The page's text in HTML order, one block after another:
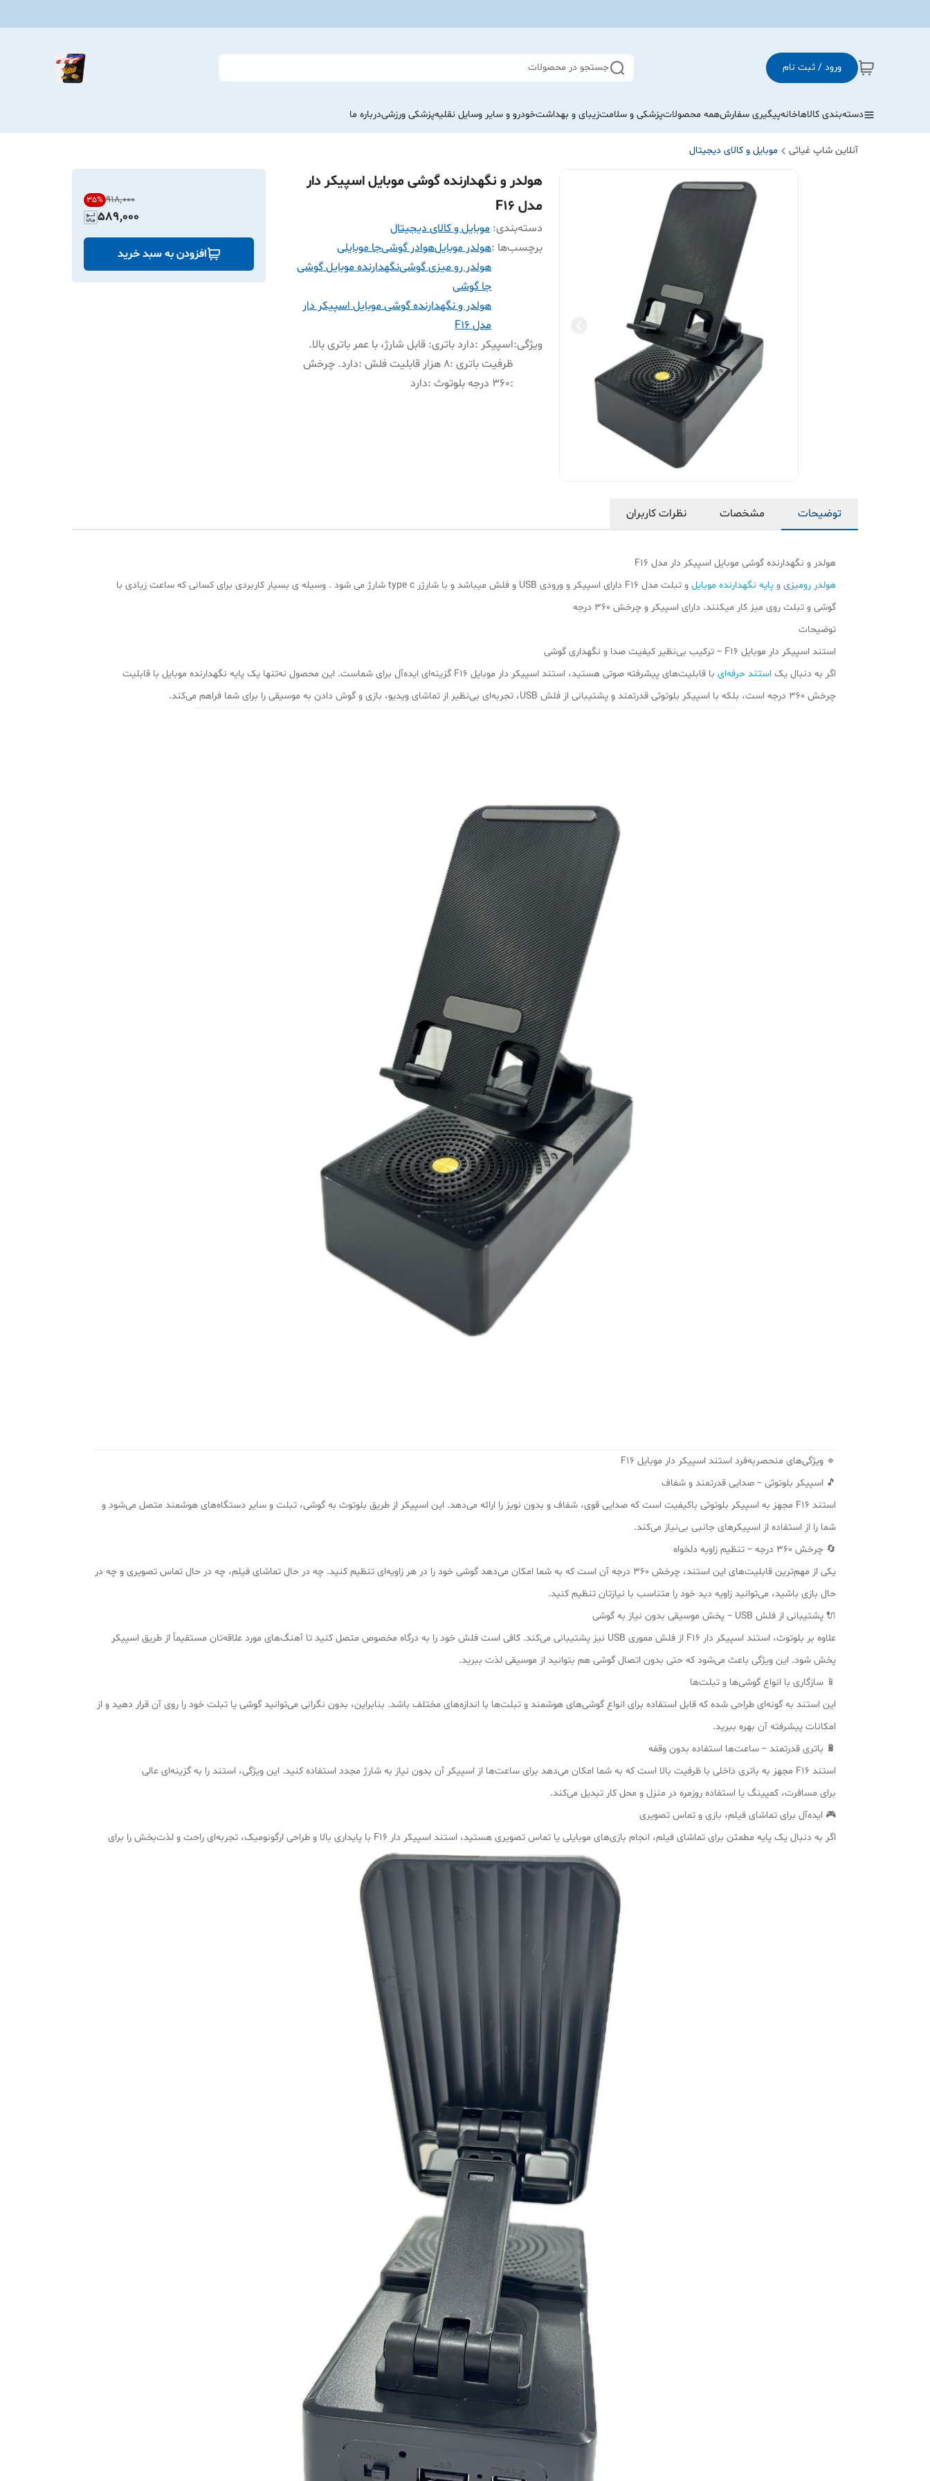
ورود / ثبت نام جستجو در محصولات
دسته‌بندی کالاهاخانهپیگیری سفارشهمه محصولاتپزشکی و سلامتزیبای و بهداشتخودرو و سایر وسایل نقلیهپزشکی ورزشیدرباره ما
آنلاین شاپ غیاثی موبایل و کالای دیجیتال
هولدر و نگهدارنده گوشی موبایل اسپیکر دار
مدل F16
دسته‌بندی:موبایل و کالای دیجیتال
برچسب‌ها :هولدر موبایلهوادر گوشیجا موبایلی
هولدر رو میزی گوشینگهدارنده موبایل گوشی
جا گوشی
هولدر و نگهدارنده گوشی موبایل اسپیکر دار
مدل F16
ویژگی:اسپیکر :دارد باتری: قابل شارژ، با عمر باتری بالا.
ظرفیت باتری :8 هزار قابلیت فلش :دارد. چرخش
:360 درجه بلوتوث :دارد
۹۱۸٬۰۰۰ 35%
589,000
افزودن به سبد خرید
توضیحات مشخصات نظرات کاربران
هولدر و نگهدارنده گوشی موبایل اسپیکر دار مدل F16
هولدر رومیزی و پایه نگهدارنده موبایل
و تبلت مدل F16 دارای اسپیکر و ورودی USB و فلش میباشد و با شارژر type c شارژ می شود . وسیله ی بسیار کاربردی برای کسانی که ساعت زیادی با
گوشی و تبلت روی میز کار میکنند. دارای اسپیکر و چرخش ۳۶۰ درجه
توضیحات
استند اسپیکر دار موبایل F16 – ترکیب بی‌نظیر کیفیت صدا و نگهداری گوشی
اگر به دنبال یک استند حرفه‌ای
با قابلیت‌های پیشرفته صوتی هستید، استند اسپیکر دار موبایل F16 گزینه‌ای ایده‌آل برای شماست. این محصول نه‌تنها یک پایه نگهدارنده موبایل با قابلیت
چرخش 360 درجه است، بلکه با اسپیکر بلوتوثی قدرتمند و پشتیبانی از فلش USB، تجربه‌ای بی‌نظیر از تماشای ویدیو، بازی و گوش دادن به موسیقی را برای شما فراهم می‌کند.
🔹 ویژگی‌های منحصربه‌فرد استند اسپیکر دار موبایل F16
🎵 اسپیکر بلوتوثی – صدایی قدرتمند و شفاف
استند F16 مجهز به اسپیکر بلوتوثی باکیفیت است که صدایی قوی، شفاف و بدون نویز را ارائه می‌دهد. این اسپیکر از طریق بلوتوث به گوشی، تبلت و سایر دستگاه‌های هوشمند متصل می‌شود و
شما را از استفاده از اسپیکرهای جانبی بی‌نیاز می‌کند.
🔄 چرخش 360 درجه – تنظیم زاویه دلخواه
یکی از مهم‌ترین قابلیت‌های این استند، چرخش 360 درجه آن است که به شما امکان می‌دهد گوشی خود را در هر زاویه‌ای تنظیم کنید. چه در حال تماشای فیلم، چه در حال تماس تصویری و چه در
حال بازی باشید، می‌توانید زاویه دید خود را متناسب با نیازتان تنظیم کنید.
🔌 پشتیبانی از فلش USB – پخش موسیقی بدون نیاز به گوشی
علاوه بر بلوتوث، استند اسپیکر دار F16 از فلش مموری USB نیز پشتیبانی می‌کند. کافی است فلش خود را به درگاه مخصوص متصل کنید تا آهنگ‌های مورد علاقه‌تان مستقیماً از طریق اسپیکر
پخش شود. این ویژگی باعث می‌شود که حتی بدون اتصال گوشی هم بتوانید از موسیقی لذت ببرید.
📱 سازگاری با انواع گوشی‌ها و تبلت‌ها
این استند به گونه‌ای طراحی شده که قابل استفاده برای انواع گوشی‌های هوشمند و تبلت‌ها با اندازه‌های مختلف باشد. بنابراین، بدون نگرانی می‌توانید گوشی یا تبلت خود را روی آن قرار دهید و از
امکانات پیشرفته آن بهره ببرید.
🔋 باتری قدرتمند – ساعت‌ها استفاده بدون وقفه
استند F16 مجهز به باتری داخلی با ظرفیت بالا است که به شما امکان می‌دهد برای ساعت‌ها از اسپیکر آن بدون نیاز به شارژ مجدد استفاده کنید. این ویژگی، استند را به گزینه‌ای عالی
برای مسافرت، کمپینگ یا استفاده روزمره در منزل و محل کار تبدیل می‌کند.
🎮 ایده‌آل برای تماشای فیلم، بازی و تماس تصویری
اگر به دنبال یک پایه مطمئن برای تماشای فیلم، انجام بازی‌های موبایلی یا تماس تصویری هستید، استند اسپیکر دار F16 با پایداری بالا و طراحی ارگونومیک، تجربه‌ای راحت و لذت‌بخش را برای